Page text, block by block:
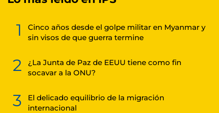
1
Cinco años desde el golpe militar en Myanmar y
sin visos de que guerra termine
2
¿La Junta de Paz de EEUU tiene como fin
socavar a la ONU?
3
El delicado equilibrio de la migración
internacional